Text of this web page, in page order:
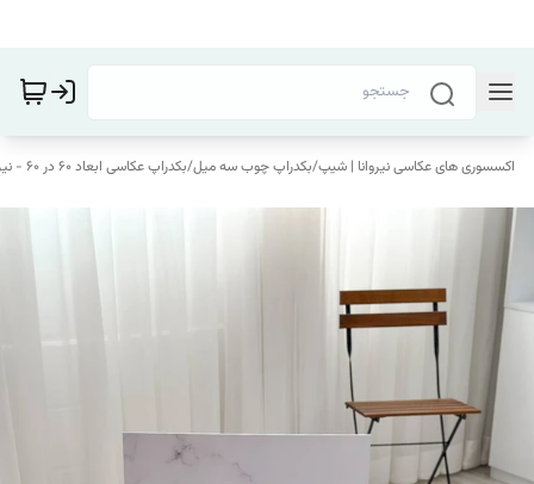
اکسسوری های عکاسی نیروانا | شیپ/بکدراپ چوب سه میل/بکدراپ عکاسی ابعاد 60 در 60 - نیروانا